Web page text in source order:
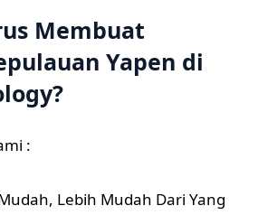
Membuat
Yapen di
:
Lebih Mudah Dari Yang